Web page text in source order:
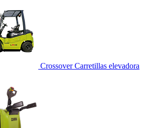
Crossover Carretillas elevadora